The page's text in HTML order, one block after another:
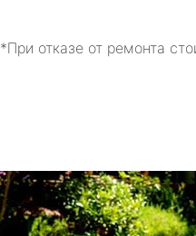
*При отказе от ремонта